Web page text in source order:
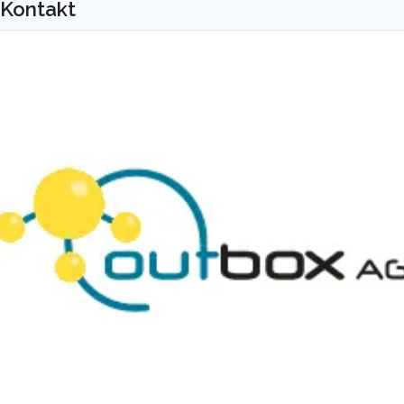
als Drehscheibe für alle Anforderungen am
zuverlässig mehrere Milliarden Minuten pro Jahr
und skaliert dynamisch mit dem Wachstum der
Kunden: Alle Vorleistungsprodukte für die
Sprach-Telefonie-Lösung kommen aus einer
Hand.
Kontakt